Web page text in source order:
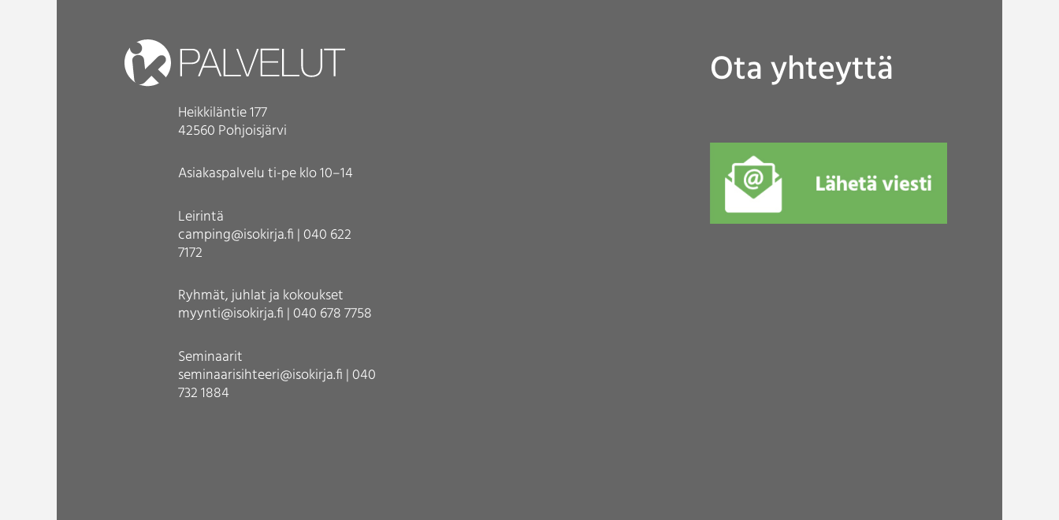
Heikkiläntie 177
42560 Pohjoisjärvi
Asiakaspalvelu ti-pe klo 10–14
Leirintä
camping@isokirja.fi | 040 622
7172
Ryhmät, juhlat ja kokoukset
myynti@isokirja.fi | 040 678 7758
Seminaarit
seminaarisihteeri@isokirja.fi | 040
732 1884
Ota yhteyttä